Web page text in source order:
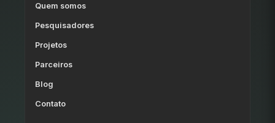
Quem somos
Pesquisadores
Projetos
Parceiros
Blog
Contato